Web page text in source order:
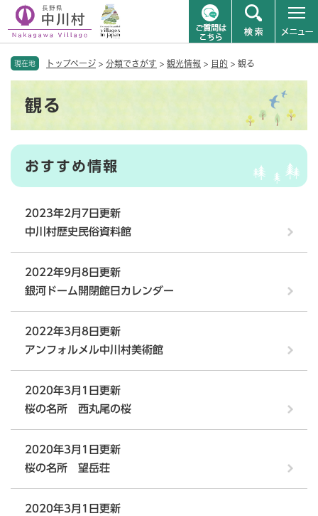
現在地 トップページ > 分類でさがす > 観光情報 > 目的 > 観る
観る
おすすめ情報
2023年2月7日更新
中川村歴史民俗資料館
2022年9月8日更新
銀河ドーム開閉館日カレンダー
2022年3月8日更新
アンフォルメル中川村美術館
2020年3月1日更新
桜の名所 西丸尾の桜
2020年3月1日更新
桜の名所 望岳荘
2020年3月1日更新